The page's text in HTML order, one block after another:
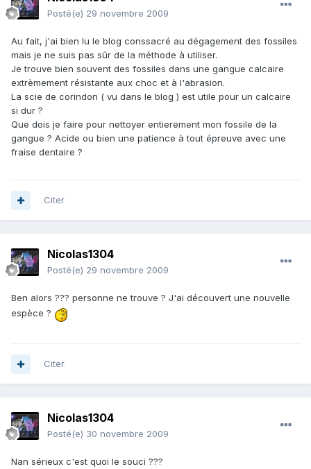
Posté(e) 29 novembre 2009
Au fait, j'ai bien lu le blog conssacré au dégagement des fossiles
mais je ne suis pas sûr de la méthode à utiliser.
Je trouve bien souvent des fossiles dans une gangue calcaire
extrèmement résistante aux choc et à l'abrasion.
La scie de corindon ( vu dans le blog ) est utile pour un calcaire
si dur ?
Que dois je faire pour nettoyer entierement mon fossile de la
gangue ? Acide ou bien une patience à tout épreuve avec une
fraise dentaire ?
Citer
Nicolas1304
Posté(e) 29 novembre 2009
Ben alors ??? personne ne trouve ? J'ai découvert une nouvelle
espèce ?
Citer
Nicolas1304
Posté(e) 30 novembre 2009
Nan sérieux c'est quoi le souci ???